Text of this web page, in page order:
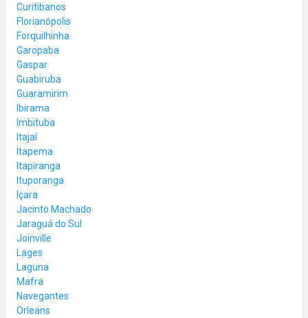
Curitibanos
Florianópolis
Forquilhinha
Garopaba
Gaspar
Guabiruba
Guaramirim
Ibirama
Imbituba
Itajaí
Itapema
Itapiranga
Ituporanga
Içara
Jacinto Machado
Jaraguá do Sul
Joinville
Lages
Laguna
Mafra
Navegantes
Orleans